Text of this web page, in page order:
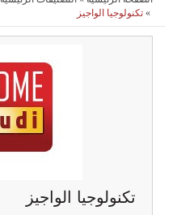
» تكنولوجيا الواجيز
تكنولوجيا الواجيز